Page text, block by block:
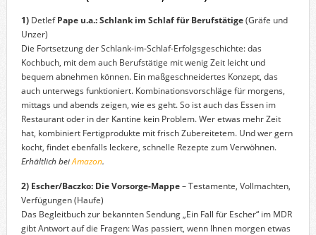
1)DetlefPape u.a.: Schlank im Schlaf für Berufstätige(Gräfe und
Unzer)
Die Fortsetzung der Schlank-im-Schlaf-Erfolgsgeschichte: das
Kochbuch, mit dem auch Berufstätige mit wenig Zeit leicht und
bequem abnehmen können. Ein maßgeschneidertes Konzept, das
auch unterwegs funktioniert. Kombinationsvorschläge für morgens,
mittags und abends zeigen, wie es geht. So ist auch das Essen im
Restaurant oder in der Kantine kein Problem. Wer etwas mehr Zeit
hat, kombiniert Fertigprodukte mit frisch Zubereitetem. Und wer gern
kocht, findet ebenfalls leckere, schnelle Rezepte zum Verwöhnen.
Erhältlich beiAmazon.
2) Escher/Baczko: Die Vorsorge-Mappe– Testamente, Vollmachten,
Verfügungen (Haufe)
Das Begleitbuch zur bekannten Sendung „Ein Fall für Escher“ im MDR
gibt Antwort auf die Fragen: Was passiert, wenn Ihnen morgen etwas